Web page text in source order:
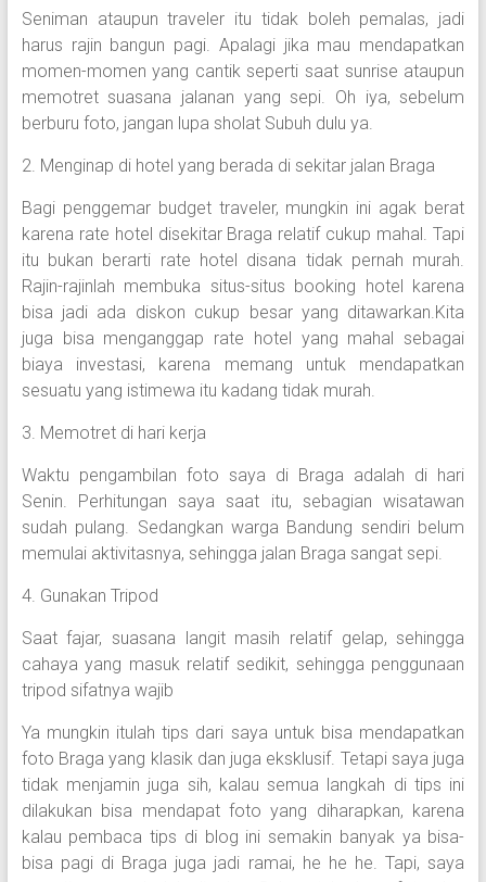
Seniman ataupun traveler itu tidak boleh pemalas, jadi
harus rajin bangun pagi. Apalagi jika mau mendapatkan
momen-momen yang cantik seperti saat sunrise ataupun
memotret suasana jalanan yang sepi. Oh iya, sebelum
berburu foto, jangan lupa sholat Subuh dulu ya.
2. Menginap di hotel yang berada di sekitar jalan Braga
Bagi penggemar budget traveler, mungkin ini agak berat
karena rate hotel disekitar Braga relatif cukup mahal. Tapi
itu bukan berarti rate hotel disana tidak pernah murah.
Rajin-rajinlah membuka situs-situs booking hotel karena
bisa jadi ada diskon cukup besar yang ditawarkan.Kita
juga bisa menganggap rate hotel yang mahal sebagai
biaya investasi, karena memang untuk mendapatkan
sesuatu yang istimewa itu kadang tidak murah.
3. Memotret di hari kerja
Waktu pengambilan foto saya di Braga adalah di hari
Senin. Perhitungan saya saat itu, sebagian wisatawan
sudah pulang. Sedangkan warga Bandung sendiri belum
memulai aktivitasnya, sehingga jalan Braga sangat sepi.
4. Gunakan Tripod
Saat fajar, suasana langit masih relatif gelap, sehingga
cahaya yang masuk relatif sedikit, sehingga penggunaan
tripod sifatnya wajib
Ya mungkin itulah tips dari saya untuk bisa mendapatkan
foto Braga yang klasik dan juga eksklusif. Tetapi saya juga
tidak menjamin juga sih, kalau semua langkah di tips ini
dilakukan bisa mendapat foto yang diharapkan, karena
kalau pembaca tips di blog ini semakin banyak ya bisa-
bisa pagi di Braga juga jadi ramai, he he he. Tapi, saya